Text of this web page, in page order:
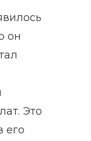
он
Это
его